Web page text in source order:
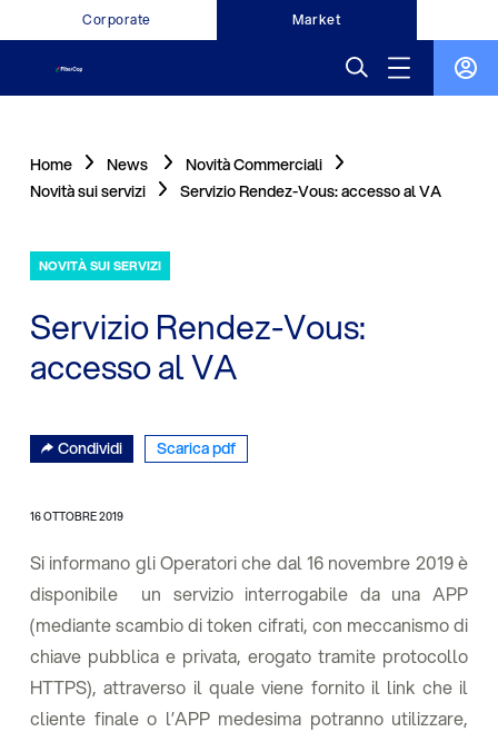
Corporate Market
Home News
Novità Commerciali
Novità sui servizi
Servizio Rendez-Vous: accesso al VA
NOVITÀ SUI SERVIZI
Servizio Rendez-Vous:
accesso al VA
Condividi Scarica pdf
16 OTTOBRE 2019
Si informano gli Operatori che dal 16 novembre 2019 è
disponibile un servizio interrogabile da una APP
(mediante scambio di token cifrati, con meccanismo di
chiave pubblica e privata, erogato tramite protocollo
HTTPS), attraverso il quale viene fornito il link che il
cliente finale o l’APP medesima potranno utilizzare,